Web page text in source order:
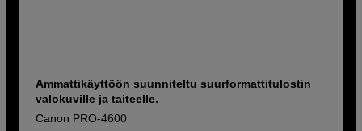
Ammattikäyttöön suunniteltu suurformattitulostin
valokuville ja taiteelle.
Canon PRO-4600